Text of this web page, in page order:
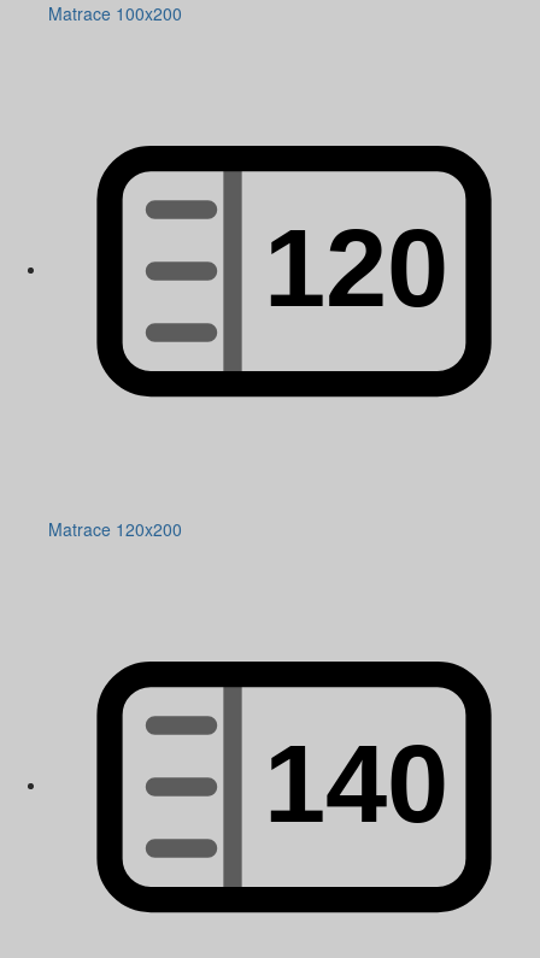
Matrace 100x200
Matrace 120x200